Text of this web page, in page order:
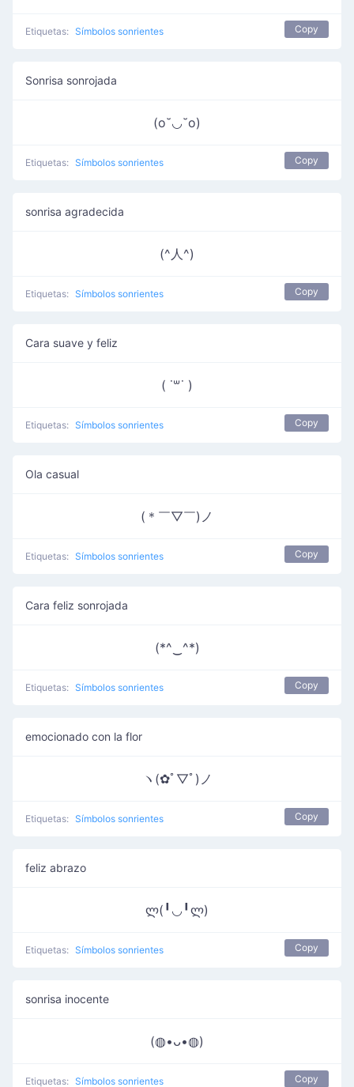
Etiquetas: Símbolos sonrientes Copy
Sonrisa sonrojada
(o˘◡˘o)
Etiquetas: Símbolos sonrientes Copy
sonrisa agradecida
(^人^)
Etiquetas: Símbolos sonrientes Copy
Cara suave y feliz
( ˙꒳​˙ )
Etiquetas: Símbolos sonrientes Copy
Ola casual
(＊￣▽￣)ノ
Etiquetas: Símbolos sonrientes Copy
Cara feliz sonrojada
(*^‿^*)
Etiquetas: Símbolos sonrientes Copy
emocionado con la flor
ヽ(✿ﾟ▽ﾟ)ノ
Etiquetas: Símbolos sonrientes Copy
feliz abrazo
ლ(╹◡╹ლ)
Etiquetas: Símbolos sonrientes Copy
sonrisa inocente
(◍•ᴗ•◍)
Etiquetas: Símbolos sonrientes Copy